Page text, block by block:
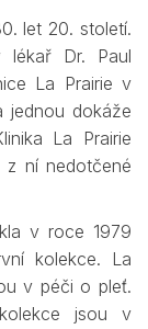
let 20. století.
lékař Dr. Paul
La Prairie v
jednou dokáže
La Prairie
z ní nedotčené
v roce 1979
kolekce. La
v péči o pleť.
jsou v